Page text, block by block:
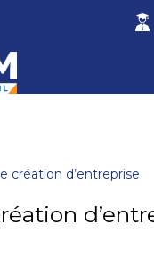
création d’entreprise